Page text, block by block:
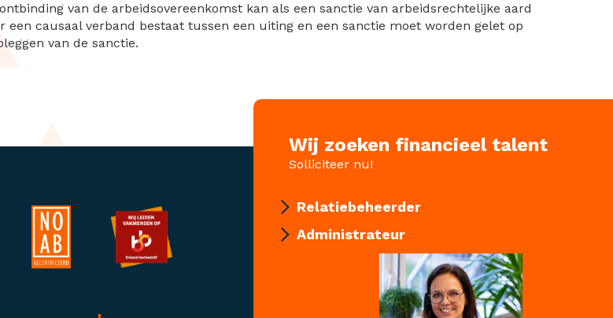
van de arbeidsovereenkomst kan als een sanctie van arbeidsrechtelijke aard
causaal verband bestaat tussen een uiting en een sanctie moet worden gelet op
van de sanctie.
Wij zoeken financieel talent
Solliciteer nu!
Relatiebeheerder
Administrateur